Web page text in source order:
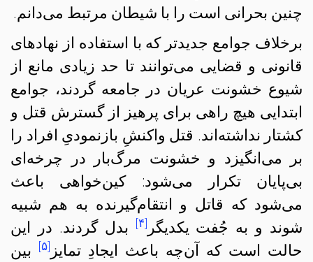
چنین بحرانی است را با شیطان مرتبط می‌دانم.
برخلاف جوامع جدیدتر که با استفاده از نهادهای
قانونی و قضایی می‌توانند تا حد زیادی مانع از
شیوع خشونت عریان در جامعه گردند،‌ جوامع
ابتدایی هیچ راهی برای پرهیز از گسترش قتل و
کشتار نداشته‌اند. قتل واکنشِ بازنمودیِ افراد را
بر می‌انگیزد و خشونت مرگ‌بار در چرخه‌ای
بی‌پایان تکرار می‌شود: کین‌خواهی باعث
می‌شود که قاتل و انتقام‌گیرنده به هم شبیه
شوند و به جُفت‌ یکدیگر [۴]
بدل گردند. در این
حالت است که آن‌چه باعث ایجادِ تمایز [۵]
بین